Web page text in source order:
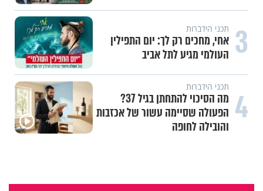
3 תכני הידברות
אחי, מחכים רק לך: יום התפילין
העולמי מגיע לתל אביב
4 תכני הידברות
מה הסיכוי להתחתן בגיל 37?
הפעולה שסיימה עשור של אכזבות
והובילה לחופה